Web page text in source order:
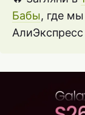
Бабы, где
АлиЭкспресс